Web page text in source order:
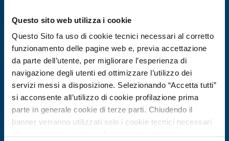
Questo sito web utilizza i cookie
Questo Sito fa uso di cookie tecnici necessari al corretto
funzionamento delle pagine web e, previa accettazione
da parte dell’utente, per migliorare l’esperienza di
navigazione degli utenti ed ottimizzare l’utilizzo dei
servizi messi a disposizione. Selezionando “Accetta tutti”
si acconsente all’utilizzo di cookie profilazione prima
parte in generale cookie di terze parti. Chiudendo il
banner verranno utilizzati solo i cookie tecnici necessari
Scade il25 agosto 2026